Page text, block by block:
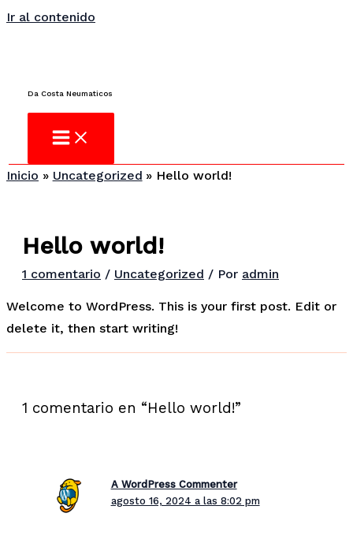
Ir al contenido
Da Costa Neumaticos
Inicio Uncategorized Hello world!
Hello world!
1 comentario / Uncategorized / Por admin
Welcome to WordPress. This is your first post. Edit or
delete it, then start writing!
1 comentario en “Hello world!”
A WordPress Commenter
agosto 16, 2024 a las 8:02 pm
¿No encuentras lo que buscas?